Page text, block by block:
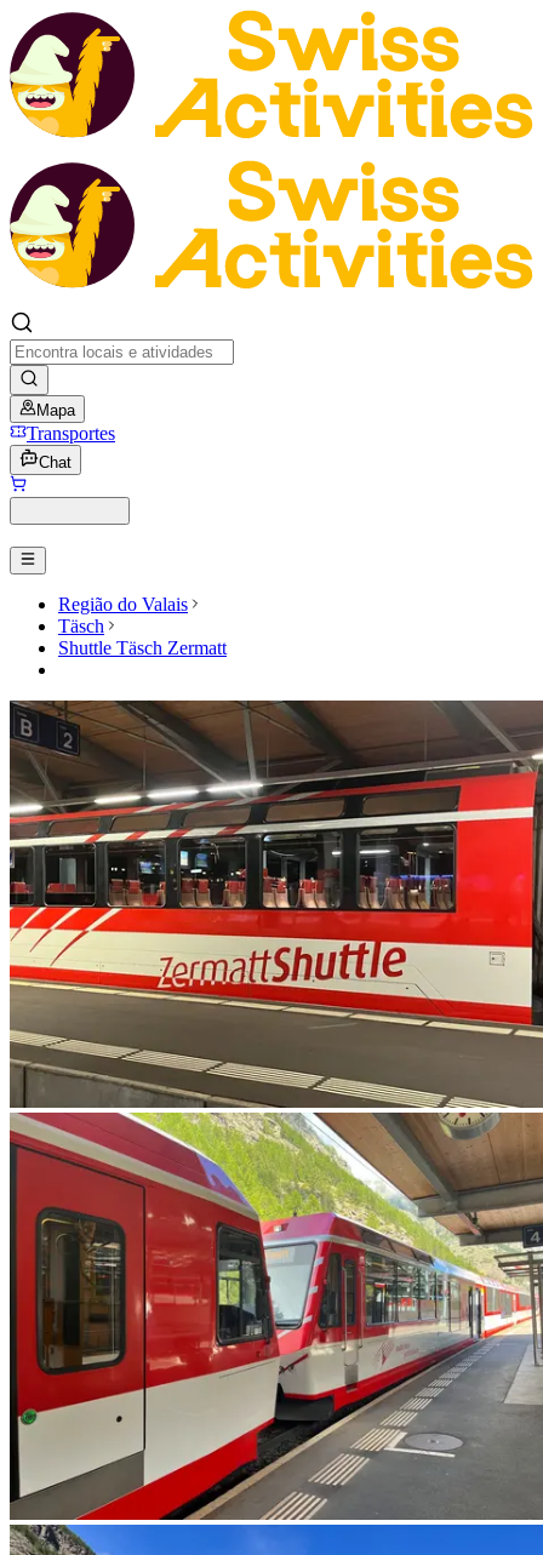
Mapa
Transportes
Chat
Região do Valais
Täsch
Shuttle Täsch Zermatt